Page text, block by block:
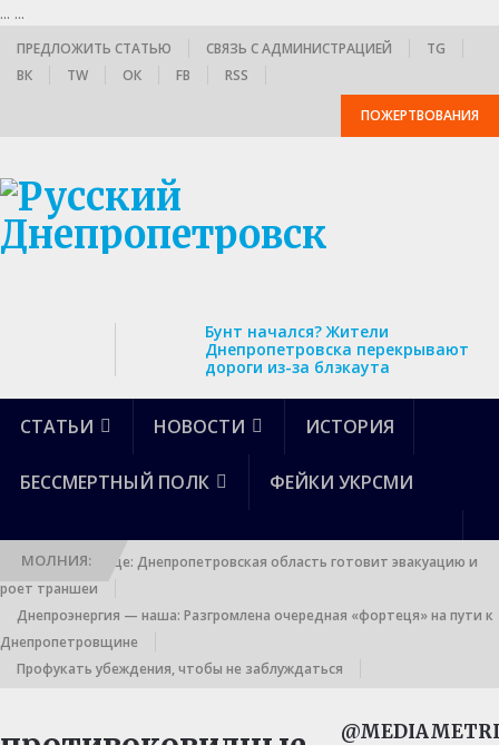
... ...
ПРЕДЛОЖИТЬ СТАТЬЮ СВЯЗЬ С АДМИНИСТРАЦИЕЙ
TG
ВК
TW ОК FB RSS
ПОЖЕРТВОВАНИЯ
Бунт начался? Жители
Днепропетровска перекрывают
дороги из-за блэкаута
СТАТЬИ НОВОСТИ ИСТОРИЯ
БЕССМЕРТНЫЙ ПОЛК ФЕЙКИ УКРСМИ
МОЛНИЯ:
Выход к границе: Днепропетровская область готовит эвакуацию и
роет траншеи
Днепроэнергия — наша: Разгромлена очередная «фортеця» на пути к
Днепропетровщине
Профукать убеждения, чтобы не заблуждаться